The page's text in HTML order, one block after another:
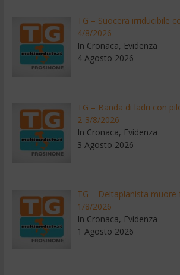
TG – Suocera irriducibile
4/8/2026
In Cronaca, Evidenza
4 Agosto 2026
TG – Banda di ladri con
2-3/8/2026
In Cronaca, Evidenza
3 Agosto 2026
TG – Deltaplanista
1/8/2026
In Cronaca, Evidenza
1 Agosto 2026